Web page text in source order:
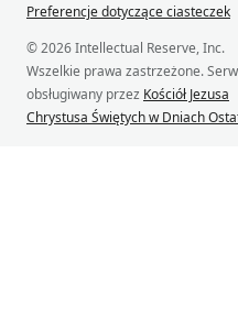
Preferencje dotyczące ciasteczek
© 2026 Intellectual Reserve, Inc.
Wszelkie prawa zastrzeżone.
obsługiwany przez Kościół Jezusa
Chrystusa Świętych w Dniach